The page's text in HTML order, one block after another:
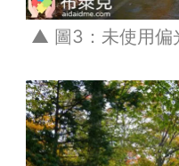
▲ 圖3：未使用偏